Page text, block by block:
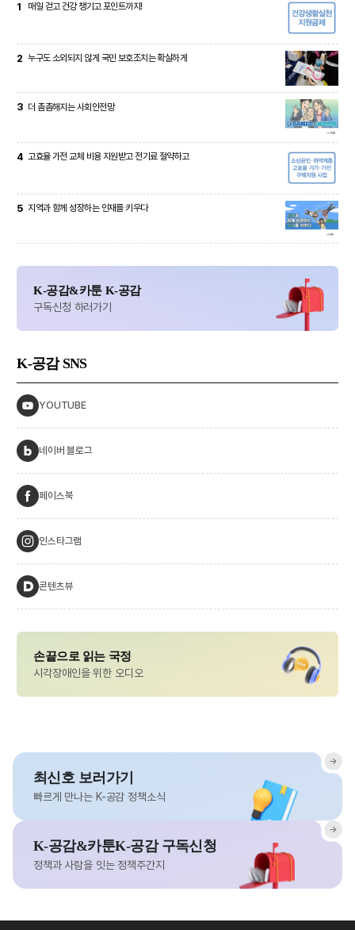
1 매일 걷고 건강 챙기고 포인트까지!
2 누구도 소외되지 않게 국민 보호조치는 확실하게
3 더 촘촘해지는 사회안전망
4 고효율 가전 교체 비용 지원받고 전기료 절약하고
5 지역과 함께 성장하는 인재를 키우다
K-공감&카툰 K-공감
구독신청 하러가기
K-공감 SNS
YOUTUBE
네이버 블로그
페이스북
인스타그램
콘텐츠뷰
손끝으로 읽는 국정
시각장애인을 위한 오디오
최신호 보러가기
빠르게 만나는 K-공감 정책소식
K-공감&카툰K-공감 구독신청
정책과 사람을 잇는 정책주간지